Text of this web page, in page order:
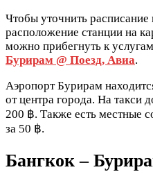
Чтобы уточнить расписание
расположение станции на
можно прибегнуть к
Бурирам @ Поезд, Авиа.
Аэропорт Бурирам
от центра города. На такси
200 ฿. Также есть местные
за 50 ฿.
Бангкок –